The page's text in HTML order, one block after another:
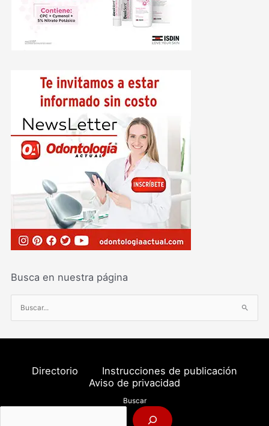
Busca en nuestra página
u
s
o
Directorio
Instrucciones de publicación
Aviso de privacidad
Buscar